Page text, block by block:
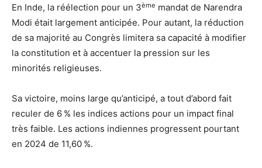
En Inde, la réélection pour un 3ème mandat de Narendra
Modi était largement anticipée. Pour autant, la réduction
de sa majorité au Congrès limitera sa capacité à modifier
la constitution et à accentuer la pression sur les
minorités religieuses.
Sa victoire, moins large qu’anticipé, a tout d’abord fait
reculer de 6 % les indices actions pour un impact final
très faible. Les actions indiennes progressent pourtant
en 2024 de 11,60 %.